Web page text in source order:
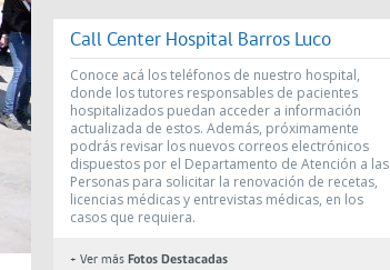
Call Center Hospital Barros Luco
Conoce acá los teléfonos de nuestro hospital,
donde los tutores responsables de pacientes
hospitalizados puedan acceder a información
actualizada de estos. Además, próximamente
podrás revisar los nuevos correos electrónicos
dispuestos por el Departamento de Atención a las
Personas para solicitar la renovación de recetas,
licencias médicas y entrevistas médicas, en los
casos que requiera.
+ Ver más Fotos Destacadas